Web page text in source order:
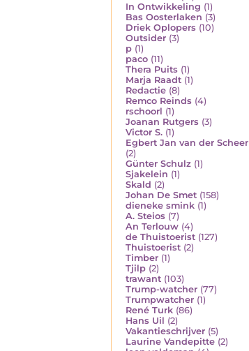
In Ontwikkeling (1)
Bas Oosterlaken (3)
Driek Oplopers (10)
Outsider (3)
p (1)
paco (11)
Thera Puits (1)
Marja Raadt (1)
Redactie (8)
Remco Reinds (4)
rschoorl (1)
Joanan Rutgers (3)
Victor S. (1)
Egbert Jan van der Scheer
(2)
Günter Schulz (1)
Sjakelein (1)
Skald (2)
Johan De Smet (158)
dieneke smink (1)
A. Steios (7)
An Terlouw (4)
de Thuistoerist (127)
Thuistoerist (2)
Timber (1)
Tjilp (2)
trawant (103)
Trump-watcher (77)
Trumpwatcher (1)
René Turk (86)
Hans Uil (2)
Vakantieschrijver (5)
Laurine Vandepitte (2)